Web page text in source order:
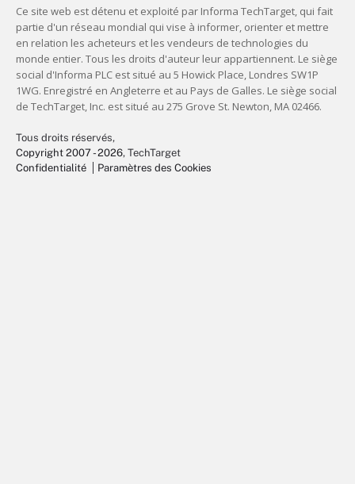
Tous droits réservés,
Copyright 2007 - 2026, TechTarget
Confidentialité
Paramètres des Cookies